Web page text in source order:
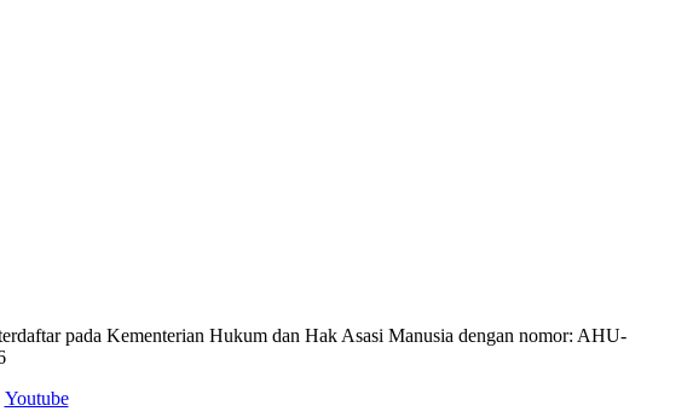
pada Kementerian Hukum dan Hak Asasi Manusia dengan nomor: AHU-
Youtube